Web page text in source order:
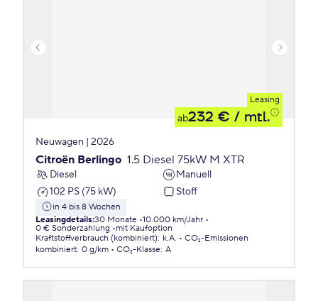
Leasing
ab232 € / mtl.
Neuwagen | 2026
Citroën Berlingo 1.5 Diesel 75kW M XTR
Diesel
Manuell
102 PS (75 kW)
Stoff
in 4 bis 8 Wochen
Leasingdetails:30 Monate 10.000 km/Jahr
0 € Sonderzahlung
mit Kaufoption
Kraftstoffverbrauch (kombiniert): k.A.
CO₂-Emissionen
kombiniert: 0 g/km CO₂-Klasse: A